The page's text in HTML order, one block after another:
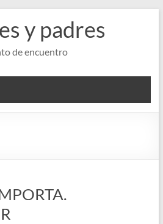
y padres
de encuentro